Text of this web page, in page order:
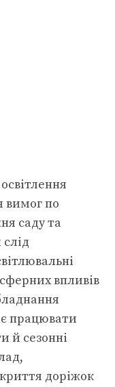
вимог по
саду та
впливів
працювати
й сезонні
доріжок